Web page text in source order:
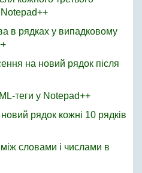
в рядках у випадковому
на новий рядок після
теги у Notepad++
рядок кожні 10 рядків
словами і числами в